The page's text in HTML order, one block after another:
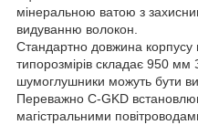
мінеральною ватою з
видуванню волокон.
Стандартно довжина корпусу
типорозмірів складає 950
шумоглушники можуть бути
Переважно C-GKD
магістральними